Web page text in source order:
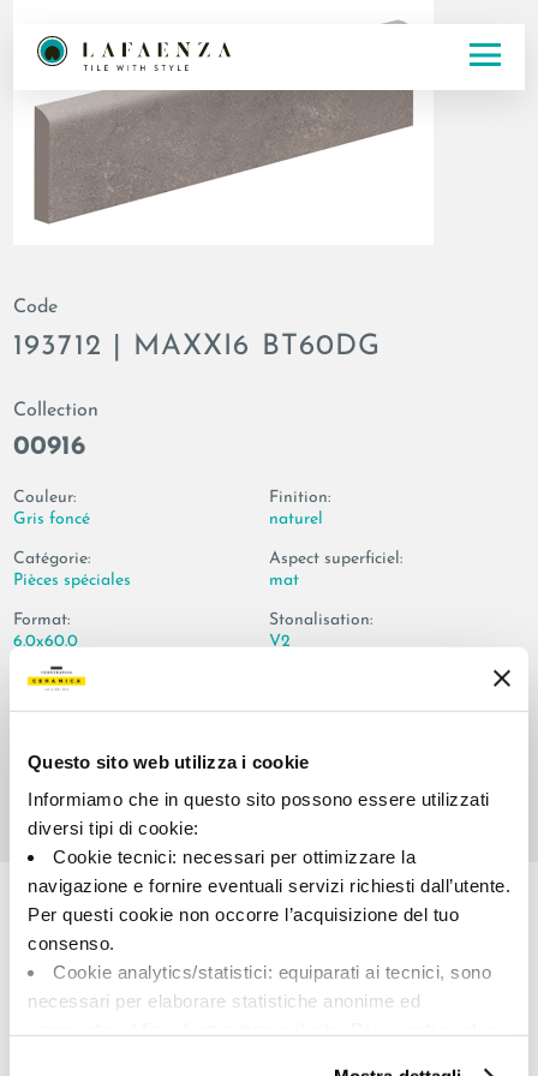
Questo sito web utilizza i cookie
Informiamo che in questo sito possono essere utilizzati
diversi tipi di cookie:
Cookie tecnici: necessari per ottimizzare la
navigazione e fornire eventuali servizi richiesti dall’utente.
Per questi cookie non occorre l’acquisizione del tuo
consenso.
Cookie analytics/statistici: equiparati ai tecnici, sono
necessari per elaborare statistiche anonime ed
Code
193712 | MAXXI6 BT60DG
Collection
00916
Couleur:
Gris foncé
Catégorie:
Pièces spéciales
Format:
6.0x60.0
Finition:
naturel
Aspect superficiel:
mat
Stonalisation:
V2
Share: